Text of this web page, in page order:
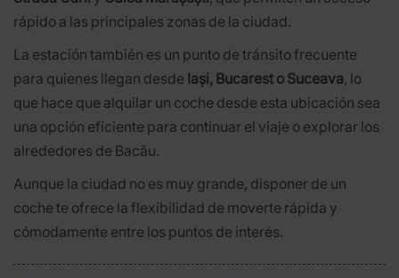
rápido a las principales zonas de la ciudad.
La estación también es un punto de tránsito frecuente
para quienes llegan desde Iași, Bucarest o Suceava, lo
que hace que alquilar un coche desde esta ubicación sea
una opción eficiente para continuar el viaje o explorar los
alrededores de Bacău.
Aunque la ciudad no es muy grande, disponer de un
coche te ofrece la flexibilidad de moverte rápida y
cómodamente entre los puntos de interés.